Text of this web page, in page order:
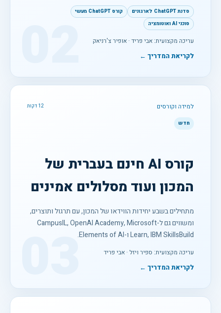
סדנת ChatGPT לארגונים
קורס ChatGPT מעשי
סוכני AI ואוטומציה
עריכה מקצועית: אבי פריד · אופיר צ'רניאק
לקריאת המדריך ←
למידה וקורסים 12 דקות
חדש
קורס AI חינם בעברית של
המכון ועוד מסלולים אמינים
מתחילים בשבע יחידות הווידאו של המכון, עם תרגול ותוצרים,
ומשווים גם ל-CampusIL, OpenAI Academy, Microsoft
Learn, IBM SkillsBuild ו-Elements of AI.
עריכה מקצועית: ספיר ויזל · אבי פריד
לקריאת המדריך ← 03